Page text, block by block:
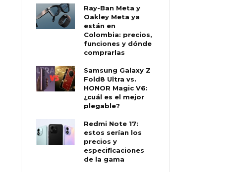
Ray-Ban Meta y
Oakley Meta ya
están en
Colombia: precios,
funciones y dónde
comprarlas
Samsung Galaxy Z
Fold8 Ultra vs.
HONOR Magic V6:
¿cuál es el mejor
plegable?
Redmi Note 17:
estos serían los
precios y
especificaciones
de la gama